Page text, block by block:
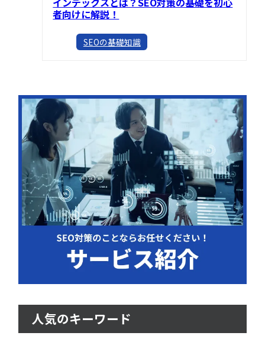
者向けに解説！
SEOの基礎知識
人気のキーワード